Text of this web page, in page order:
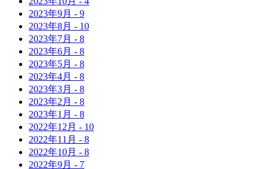
2023年9月 - 9
2023年8月 - 10
2023年7月 - 8
2023年6月 - 8
2023年5月 - 8
2023年4月 - 8
2023年3月 - 8
2023年2月 - 8
2023年1月 - 8
2022年12月 - 10
2022年11月 - 8
2022年10月 - 8
2022年9月 - 7